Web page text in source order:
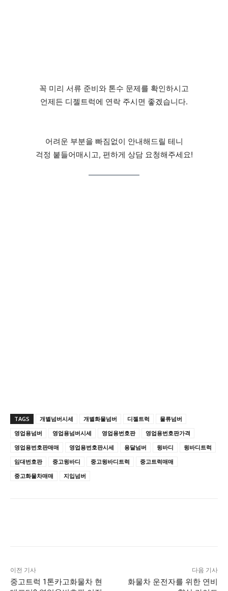
꼭 미리 서류 준비와 톤수 문제를 확인하시고
언제든 디젤트럭에 연락 주시면 좋겠습니다.
어려운 부분을 빠짐없이 안내해드릴 테니
걱정 붙들어매시고, 편하게 상담 요청해주세요!
TAGS 개별넘버시세 개별화물넘버 디젤트럭
물류넘버
영업용넘버
영업용넘버시세 영업용번호판
영업용번호판가격
영업용번호판매매
영업용번호판시세 용달넘버 윙바디
윙바디트럭
임대번호판
중고윙바디 중고윙바디트럭
중고트럭매매
중고화물차매매
지입넘버
이전 기사
중고트럭 1톤카고화물차 현
다음 기사
화물차 운전자를 위한 연비